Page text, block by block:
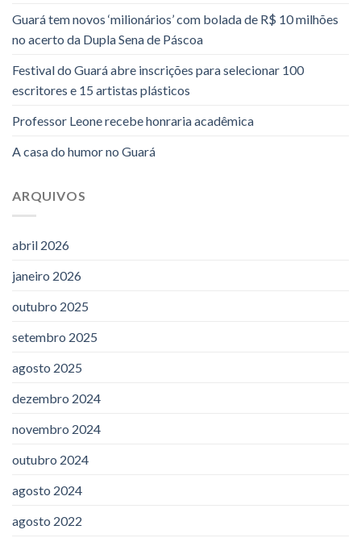
Guará tem novos ‘milionários’ com bolada de R$ 10 milhões
no acerto da Dupla Sena de Páscoa
Festival do Guará abre inscrições para selecionar 100
escritores e 15 artistas plásticos
Professor Leone recebe honraria acadêmica
A casa do humor no Guará
ARQUIVOS
abril 2026
janeiro 2026
outubro 2025
setembro 2025
agosto 2025
dezembro 2024
novembro 2024
outubro 2024
agosto 2024
agosto 2022